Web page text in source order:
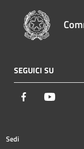
SEGUICI SU
Facebook
Sedi